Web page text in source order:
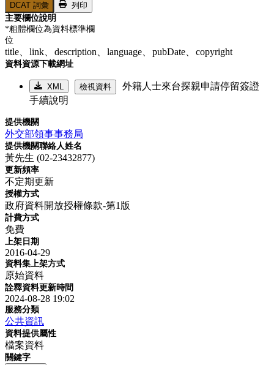
DCAT 詞彙
列印
主要欄位說明
*粗體欄位為資料標準欄
位
title、 link、 description、 language、 pubDate、 copyright
資料資源下載網址
XML 檢視資料
外籍人士來台探親申請停留簽證
手續說明
提供機關
外交部領事事務局
提供機關聯絡人姓名
黃先生 (02-23432877)
更新頻率
不定期更新
授權方式
政府資料開放授權條款-第1版
計費方式
免費
上架日期
2016-04-29
資料集上架方式
原始資料
詮釋資料更新時間
2024-08-28 19:02
服務分類
公共資訊
資料提供屬性
檔案資料
關鍵字